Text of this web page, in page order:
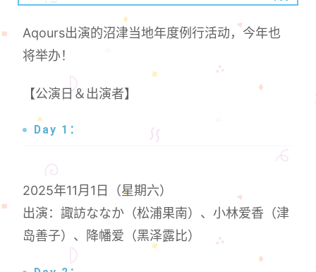
Aqours出演的沼津当地年度例行活动，今年也
将举办！
【公演日＆出演者】
Day 1：
2025年11月1日（星期六）
出演：諏訪ななか（松浦果南）、小林爱香（津
岛善子）、降幡爱（黑泽露比）